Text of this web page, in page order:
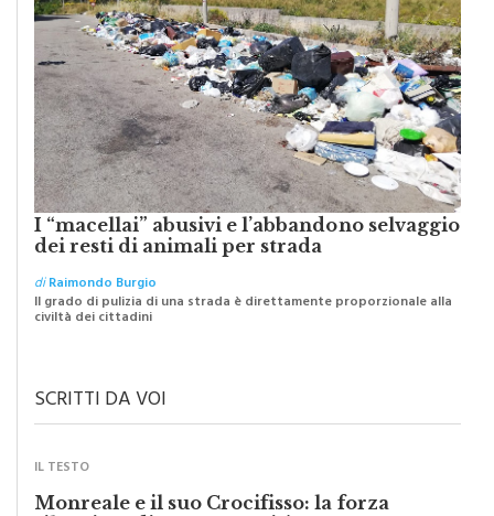
I “macellai” abusivi e l’abbandono selvaggio
dei resti di animali per strada
diRaimondo Burgio
Il grado di pulizia di una strada è direttamente proporzionale alla
civiltà dei cittadini
SCRITTI DA VOI
IL TESTO
Monreale e il suo Crocifisso: la forza